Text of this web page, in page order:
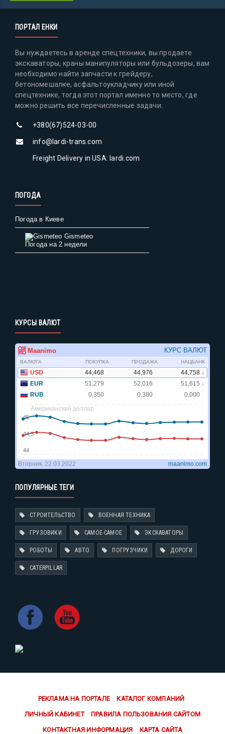
ПОРТАЛ ЕНКИ
Вы нуждаетесь в аренде спецтехники, вы продаете
экскаваторы, краны манипуляторы или бульдозеры, вам
необходимо найти запчасти к грейдеру,
бетономешалке, асфальтоукладчику или иной
спецтехнике, тогда этот портал именно то место, где
можно решить все перечисленные задачи.
+380(67)524-03-00
info@lardi-trans.com
Freight Delivery in USA: lardi.com
ПОГОДА
Погода в Киеве
Gismeteo
Погода на 2 недели
КУРСЫ ВАЛЮТ
ПОПУЛЯРНЫЕ ТЕГИ
СТРОИТЕЛЬСТВО ВОЕННАЯ ТЕХНИКА
ГРУЗОВИКИ САМОЕ-САМОЕ ЭКСКАВАТОРЫ
РОБОТЫ АВТО ПОГРУЗЧИКИ ДОРОГИ
CATERPILLAR
РЕКЛАМА НА ПОРТАЛЕ КАТАЛОГ КОМПАНИЙ
ЛИЧНЫЙ КАБИНЕТ ПРАВИЛА ПОЛЬЗОВАНИЯ САЙТОМ
КОНТАКТНАЯ ИНФОРМАЦИЯ КАРТА САЙТА